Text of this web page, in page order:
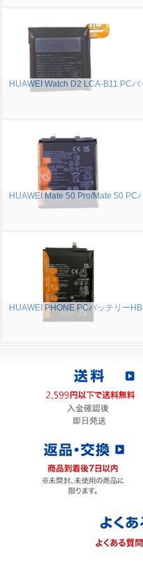
HUAWEI Watch D2 LCA-B11 PC
HUAWEI Mate 50 Pro/Mate 50 PC
HUAWEI PHONE PCバッテリー